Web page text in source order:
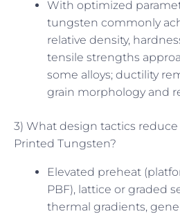
With optimized
tungsten commonly
relative density,
tensile strengths
some alloys; ductility
grain morphology and
3) What design tactics
Printed Tungsten?
Elevated preheat
PBF), lattice or graded
thermal gradients,